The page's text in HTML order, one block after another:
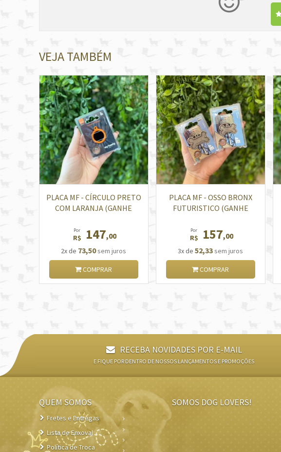
VEJA TAMBÉM
PLACA MF - CÍRCULO PRETO
COM LARANJA (GANHE
Por
R$ 147,00
2x de 73,50sem juros
COMPRAR
PLACA MF - OSSO BRONX
FUTURISTICO (GANHE
Por
R$ 157,00
3x de 52,33sem juros
COMPRAR
RECEBA NOVIDADES POR E-MAIL
E FIQUE POR DENTRO DE NOSSOS LANÇAMENTOS E PROMOÇÕES
QUEM SOMOS
Fretes e Entregas
Lista de Enxoval
Política de Troca
SOMOS DOG LOVERS!